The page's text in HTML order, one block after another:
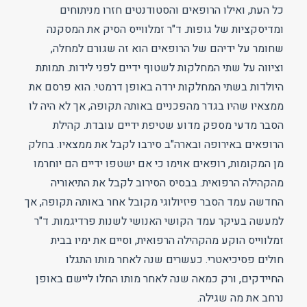
כל העת, ואילו הרופאים והסטודנטים חזרו מניתוחים
ומדיסקציות של גופות. ד"ר זמלווייס הסיק את המסקנה
שחומר על ידיהם של הרופאים הוא זה שגורם למחלה,
וציווה על שתי המחלקות לשטוף ידיים לפני לידות. תמותת
היולדות בשתי המחלקות ירדה באופן דרמטי. הוא פרסם את
ממצאיו שהיו בגדר מהפכניים באותה תקופה, אך לא היה לו
הסבר מדעי מספק מדוע שטיפת ידיים עובדת. קהילת
הרופאים באירופה ובארה"ב סירבו לקבל את ממצאיו. בחלק
מן המקומות, רופאים אוימו כי אם ישטפו ידיים הם יוחרמו
מהקהילה הרפואית. בבסיס הסירוב לקבל את התיאוריה
החדשה עמד הסבר פיזיולוגי מקובל אחר באותה תקופה, אך
למעשה בעיקר עמד הקושי האנושי לשנות פרדיגמות. ד"ר
זמלווייס הוקע מהקהילה הרפואית, וסיים את ימיו בבית
חולים פסיכיאטרי. כעשרים שנה לאחר מותו התגלו
החיידקים, ורק כמאה שנה לאחר מותו החלו ליישם באופן
נרחב את מה שגילה.